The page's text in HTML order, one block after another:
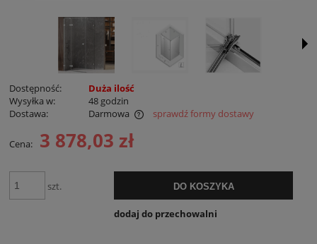
Dostępność:
Duża ilość
Wysyłka w:
48 godzin
Dostawa:
Darmowa
sprawdź formy dostawy
Cena: 3 878,03 zł
szt. DO KOSZYKA
dodaj do przechowalni